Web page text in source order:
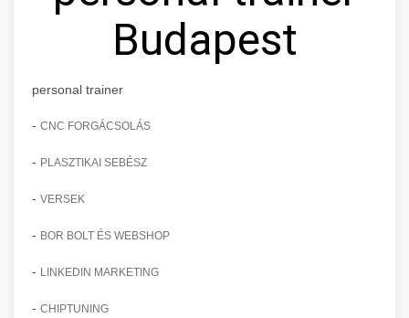
Budapest
personal trainer
- CNC FORGÁCSOLÁS
- PLASZTIKAI SEBÉSZ
- VERSEK
- BOR BOLT ÉS WEBSHOP
- LINKEDIN MARKETING
- CHIPTUNING